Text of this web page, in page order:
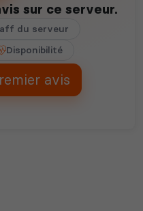
sur ce serveur.
du serveur
Disponibilité
avis